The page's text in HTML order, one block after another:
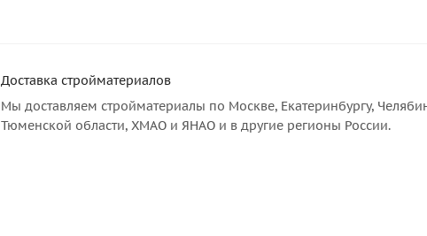
Доставка стройматериалов
Мы доставляем стройматериалы по Москве, Екатеринбургу,
Тюменской области, ХМАО и ЯНАО и в другие регионы России.